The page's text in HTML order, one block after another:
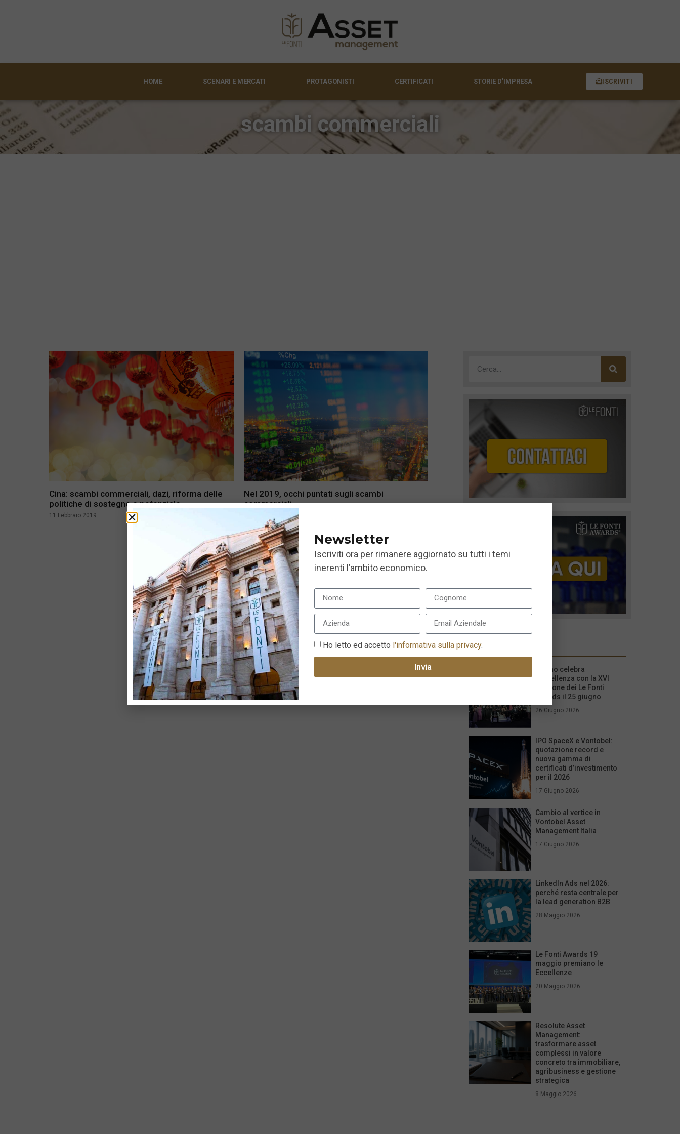
HOME SCENARI E MERCATI PROTAGONISTI CERTIFICATI STORIE D’IMPRESA ISCRIVITI
scambi commerciali
Cina: scambi commerciali, dazi, riforma delle
politiche di sostegno e potenziale
11 Febbraio 2019
Nel 2019, occhi puntati sugli scambi
commerciali
I più recenti
Milano celebra
l’eccellenza con la XVI
edizione dei Le Fonti
Awards il 25 giugno
26 Giugno 2026
IPO SpaceX e Vontobel:
quotazione record e
nuova gamma di
certificati d’investimento
per il 2026
17 Giugno 2026
Cambio al vertice in
Vontobel Asset
Management Italia
17 Giugno 2026
LinkedIn Ads nel 2026:
perché resta centrale per
la lead generation B2B
28 Maggio 2026
Le Fonti Awards 19
maggio premiano le
Eccellenze
20 Maggio 2026
Resolute Asset
Management:
trasformare asset
complessi in valore
concreto tra immobiliare,
agribusiness e gestione
strategica
8 Maggio 2026
Newsletter
Iscriviti ora per rimanere aggiornato su tutti i temi
inerenti l’ambito economico.
Ho letto ed accetto l'informativa sulla privacy.
Invia